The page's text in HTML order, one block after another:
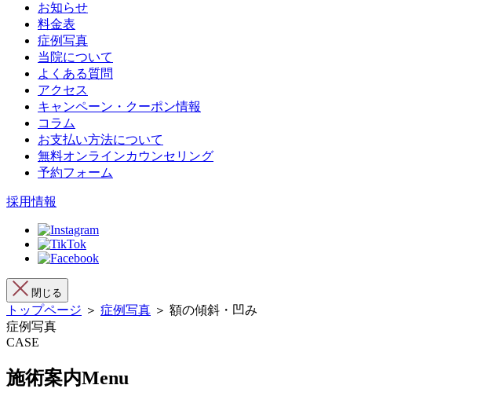
お知らせ
料金表
症例写真
当院について
よくある質問
アクセス
キャンペーン・クーポン情報
コラム
お支払い方法について
無料オンラインカウンセリング
予約フォーム
採用情報
閉じる
トップページ ＞ 症例写真 ＞ 額の傾斜・凹み
症例写真
CASE
施術案内Menu